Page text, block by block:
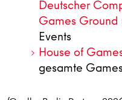
Deutscher
Games Ground
Events
House of
gesamte